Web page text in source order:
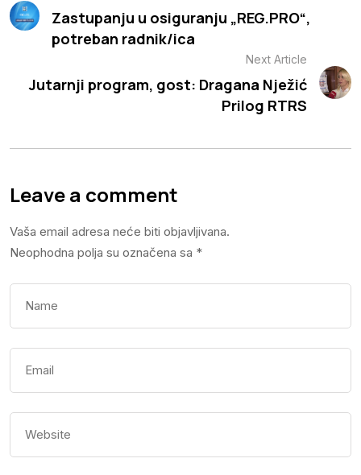
Zastupanju u osiguranju „REG.PRO“,
potreban radnik/ica
Next Article
Jutarnji program, gost: Dragana Nježić
Prilog RTRS
Leave a comment
Vaša email adresa neće biti objavljivana.
Neophodna polja su označena sa *